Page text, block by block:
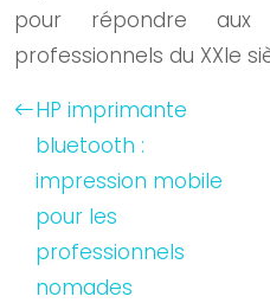
pour répondre aux
professionnels du XXIe
HP imprimante
bluetooth :
impression mobile
pour les
professionnels
nomades